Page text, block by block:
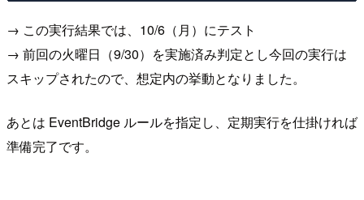
→ この実行結果では、10/6（月）にテスト
→ 前回の火曜日（9/30）を実施済み判定とし今回の実行は
スキップされたので、想定内の挙動となりました。
あとは EventBridge ルールを指定し、定期実行を仕掛ければ
準備完了です。